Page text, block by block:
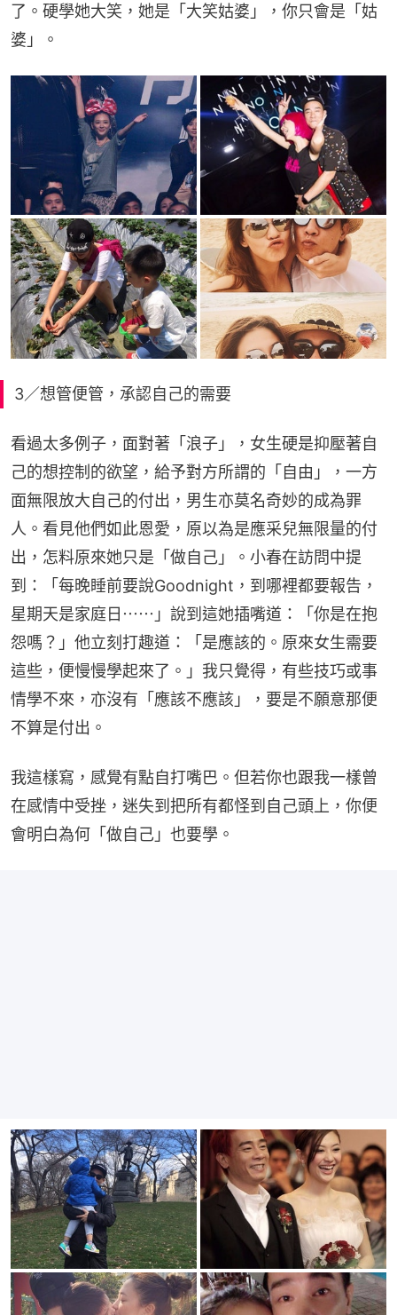
了。硬學她大笑，她是「大笑姑婆」，你只會是「姑
婆」。
3／想管便管，承認自己的需要
看過太多例子，面對著「浪子」，女生硬是抑壓著自
己的想控制的欲望，給予對方所謂的「自由」，一方
面無限放大自己的付出，男生亦莫名奇妙的成為罪
人。看見他們如此恩愛，原以為是應采兒無限量的付
出，怎料原來她只是「做自己」。小春在訪問中提
到：「每晚睡前要說Goodnight，到哪裡都要報告，
星期天是家庭日⋯⋯」說到這她插嘴道：「你是在抱
怨嗎？」他立刻打趣道：「是應該的。原來女生需要
這些，便慢慢學起來了。」我只覺得，有些技巧或事
情學不來，亦沒有「應該不應該」，要是不願意那便
不算是付出。
我這樣寫，感覺有點自打嘴巴。但若你也跟我一樣曾
在感情中受挫，迷失到把所有都怪到自己頭上，你便
會明白為何「做自己」也要學。